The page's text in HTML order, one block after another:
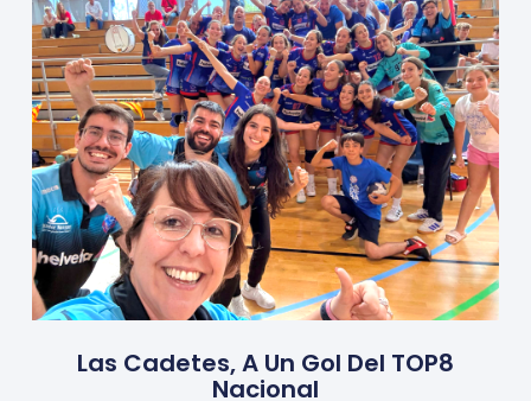
Las Cadetes, A Un Gol Del TOP8
Nacional